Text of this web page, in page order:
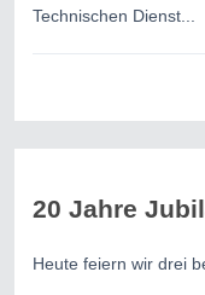
Technischen Dienst...
20 Jahre
Heute feiern wir drei